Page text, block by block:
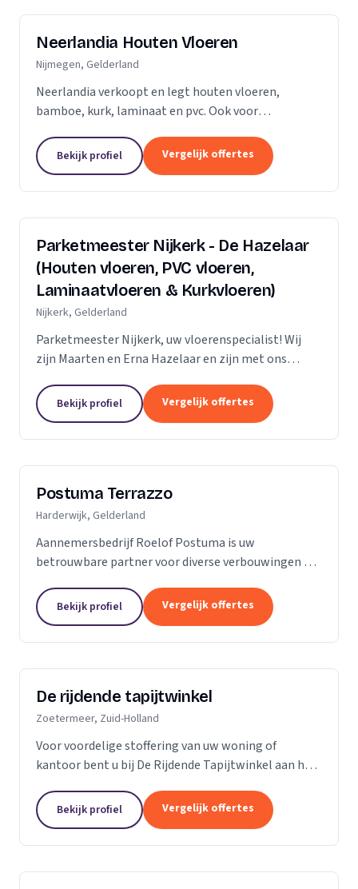
Neerlandia Houten Vloeren
Nijmegen, Gelderland
Neerlandia verkoopt en legt houten vloeren,
bamboe, kurk, laminaat en pvc. Ook voor
kunt u bij ons terecht! Neerlandia is een
familiebedrijf in Nijmegen...
Bekijk profiel Vergelijk offertes
Parketmeester Nijkerk - De Hazelaar
(Houten vloeren, PVC vloeren,
Laminaatvloeren & Kurkvloeren)
Nijkerk, Gelderland
Parketmeester Nijkerk, uw vloerenspecialist! Wij
zijn Maarten en Erna Hazelaar en zijn met ons
aangesloten, omdat deze organisatie staat voor
zelfstandige...
Bekijk profiel Vergelijk offertes
Postuma Terrazzo
Harderwijk, Gelderland
Aannemersbedrijf Roelof Postuma is uw
betrouwbare partner voor diverse verbouwingen en
om het verbouwen van badkamers, het plaatsen van
dakkapellen,...
Bekijk profiel Vergelijk offertes
De rijdende tapijtwinkel
Zoetermeer, Zuid-Holland
Voor voordelige stoffering van uw woning of
kantoor bent u bij De Rijdende Tapijtwinkel aan het
thuis met ons uitgebreide 'up to date' collectie...
Bekijk profiel Vergelijk offertes